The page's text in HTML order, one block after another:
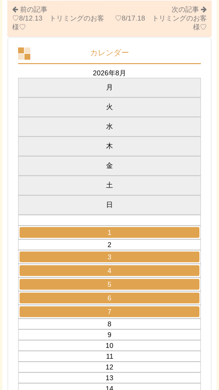
前の記事
♡8/12.13 トリミングのお客
様♡
次の記事
♡8/17.18 トリミングのお客
様♡
カレンダー
2026年8月
月
火
水
木
金
土
日
1
2
3
4
5
6
7
8
9
10
11
12
13